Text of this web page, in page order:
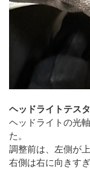
ヘッドライトテス
ヘッドライトの光
た。
調整前は、左側が
右側は右に向きす